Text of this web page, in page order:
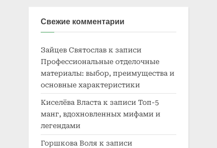
Свежие комментарии
Зайцев Святослав к записи
Профессиональные отделочные
материалы: выбор, преимущества и
основные характеристики
Киселёва Власта к записи Топ-5
манг, вдохновленных мифами и
легендами
Горшкова Воля к записи